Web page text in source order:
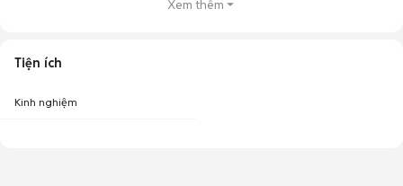
Xem thêm
Tiện ích
Kinh nghiệm